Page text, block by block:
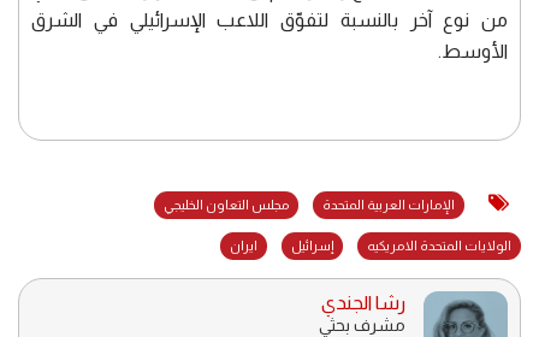
من نوع آخر بالنسبة لتفوّق اللاعب الإسرائيلي في الشرق
الأوسط.
الإمارات العربية المتحدة مجلس التعاون الخليجي
الولايات المتحدة الامريكيه إسرائيل ايران
رشا الجندي
مشرف بحثي